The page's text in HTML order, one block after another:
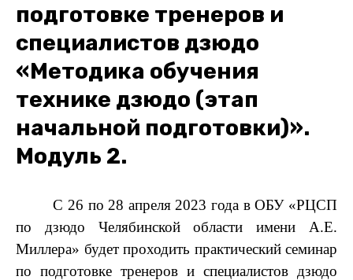
подготовке тренеров и
специалистов дзюдо
«Методика обучения
технике дзюдо (этап
начальной подготовки)».
Модуль 2.
С 26 по 28 апреля 2023 года в ОБУ «РЦСП
по дзюдо Челябинской области имени А.Е.
Миллера» будет проходить практический семинар
по подготовке тренеров и специалистов дзюдо